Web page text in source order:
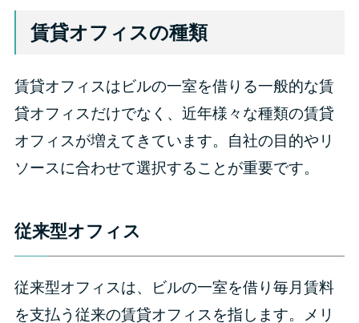
賃貸オフィスの種類
賃貸オフィスはビルの一室を借りる一般的な賃
貸オフィスだけでなく、近年様々な種類の賃貸
オフィスが増えてきています。自社の目的やリ
ソースに合わせて選択することが重要です。
従来型オフィス
従来型オフィスは、ビルの一室を借り毎月賃料
を支払う従来の賃貸オフィスを指します。メリ